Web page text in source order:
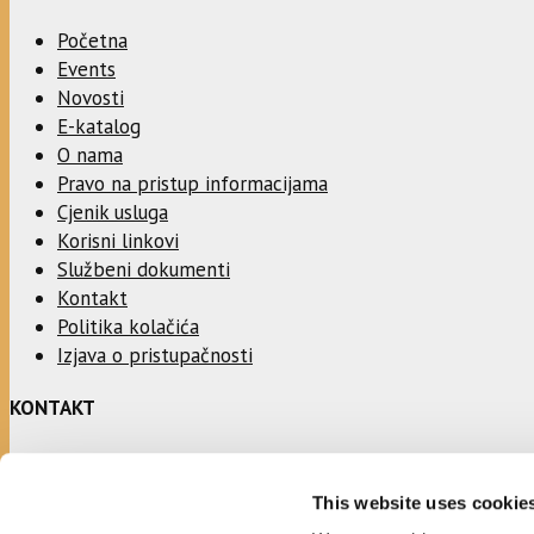
This website uses
Početna
Events
Novosti
E-katalog
O nama
Pravo na pristup informacijama
Cjenik usluga
Korisni linkovi
Službeni dokumenti
Kontakt
Politika kolačića
Izjava o pristupačnosti
KONTAKT